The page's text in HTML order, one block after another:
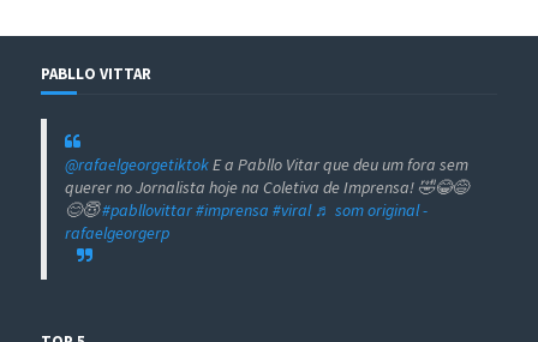
PABLLO VITTAR
@rafaelgeorgetiktokE a Pabllo Vitar que deu um fora sem
querer no Jornalista hoje na Coletiva de Imprensa! 🤣😂😅
😊😇#pabllovittar#imprensa #viral ♬ som original -
rafaelgeorgerp